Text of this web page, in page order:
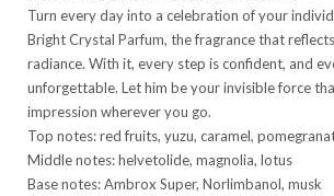
Turn every day into a celebration of your
Bright Crystal Parfum, the fragrance that
radiance. With it, every step is confident, and
unforgettable. Let him be your invisible force
impression wherever you go.
Top notes: red fruits, yuzu, caramel,
Middle notes: helvetolide, magnolia, lotus
Base notes: Ambrox Super, Norlimbanol, musk